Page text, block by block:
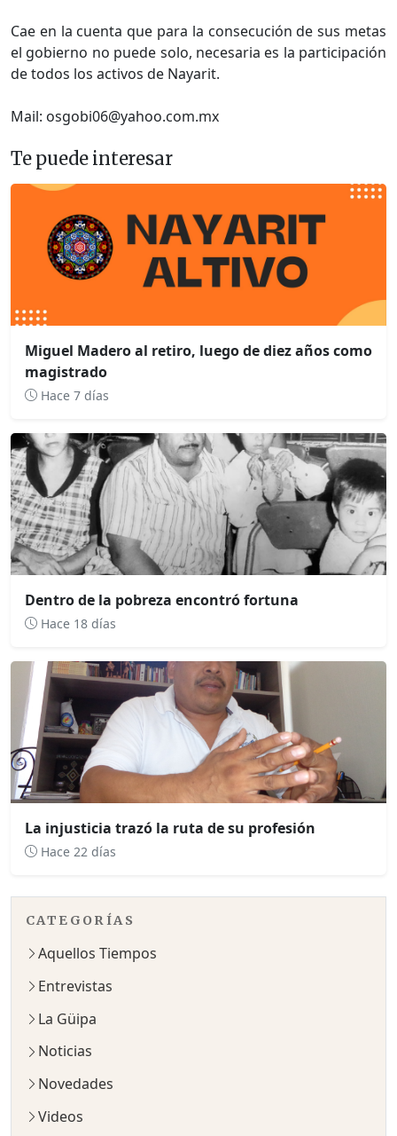
Cae en la cuenta que para la consecución de sus metas
el gobierno no puede solo, necesaria es la participación
de todos los activos de Nayarit.
Mail: osgobi06@yahoo.com.mx
Te puede interesar
Miguel Madero al retiro, luego de diez años como
magistrado
Hace 7 días
Dentro de la pobreza encontró fortuna
Hace 18 días
La injusticia trazó la ruta de su profesión
Hace 22 días
CATEGORÍAS
Aquellos Tiempos
Entrevistas
La Güipa
Noticias
Novedades
Videos